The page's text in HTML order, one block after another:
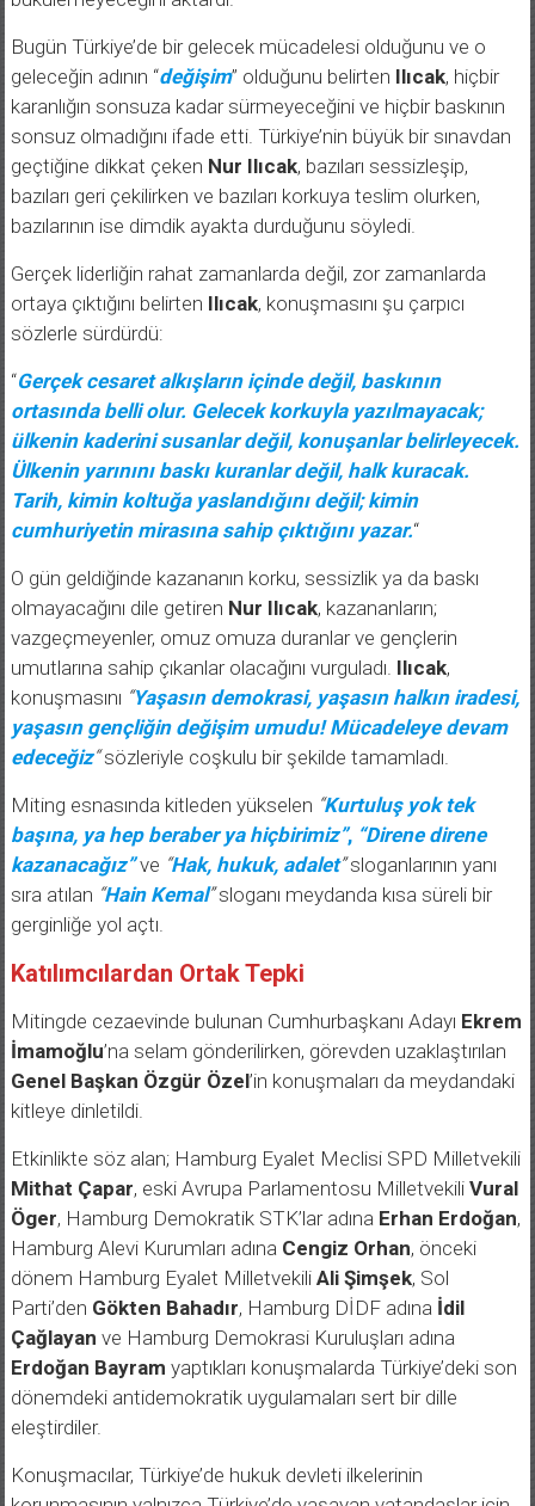
Bugün Türkiye’de bir gelecek mücadelesi olduğunu ve o
geleceğin adının “değişim ” olduğunu belirten Ilıcak
, hiçbir
karanlığın sonsuza kadar sürmeyeceğini ve hiçbir baskının
sonsuz olmadığını ifade etti. Türkiye’nin büyük bir sınavdan
geçtiğine dikkat çeken Nur Ilıcak , bazıları sessizleşip,
bazıları geri çekilirken ve bazıları korkuya teslim olurken,
bazılarının ise dimdik ayakta durduğunu söyledi.
Gerçek liderliğin rahat zamanlarda değil, zor zamanlarda
ortaya çıktığını belirten Ilıcak
, konuşmasını şu çarpıcı
sözlerle sürdürdü:
“Gerçek cesaret alkışların içinde değil, baskının
ortasında belli olur. Gelecek korkuyla yazılmayacak;
ülkenin kaderini susanlar değil, konuşanlar belirleyecek.
Ülkenin yarınını baskı kuranlar değil, halk kuracak.
Tarih, kimin koltuğa yaslandığını değil; kimin
cumhuriyetin mirasına sahip çıktığını yazar. “
O gün geldiğinde kazananın korku, sessizlik ya da baskı
olmayacağını dile getiren Nur Ilıcak
, kazananların;
vazgeçmeyenler, omuz omuza duranlar ve gençlerin
umutlarına sahip çıkanlar olacağını vurguladı. Ilıcak
konuşmasını
“Yaşasın demokrasi, yaşasın halkın iradesi,
yaşasın gençliğin değişim umudu! Mücadeleye devam
edeceğiz“sözleriyle coşkulu bir şekilde tamamladı.
Miting esnasında kitleden yükselen
“Kurtuluş yok tek
başına, ya hep beraber ya hiçbirimiz”, “Direne direne
kazanacağız”ve “Hak, hukuk, adalet”sloganlarının yanı
sıra atılan “Hain Kemal”sloganı meydanda kısa süreli bir
gerginliğe yol açtı.
Katılımcılardan Ortak Tepki
Mitingde cezaevinde bulunan Cumhurbaşkanı Adayı Ekrem
İmamoğlu ’na selam gönderilirken, görevden uzaklaştırılan
Genel Başkan Özgür Özel’in konuşmaları da meydandaki
kitleye dinletildi.
Etkinlikte söz alan; Hamburg Eyalet Meclisi SPD Milletvekili
Mithat Çapar
, eski Avrupa Parlamentosu Milletvekili Vural
Öger
, Hamburg Demokratik STK’lar adına Erhan Erdoğan
Hamburg Alevi Kurumları adına
Cengiz Orhan
, önceki
dönem Hamburg Eyalet Milletvekili Ali Şimşek, Sol
Parti’den
Gökten Bahadır , Hamburg DİDF adına İdil
Çağlayan
ve Hamburg Demokrasi Kuruluşları adına
Erdoğan Bayram
yaptıkları konuşmalarda Türkiye’deki son
dönemdeki antidemokratik uygulamaları sert bir dille
eleştirdiler.
Konuşmacılar, Türkiye’de hukuk devleti ilkelerinin
korunmasının yalnızca Türkiye’de yaşayan vatandaşlar için